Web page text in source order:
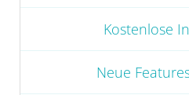
Kostenlose
Neue